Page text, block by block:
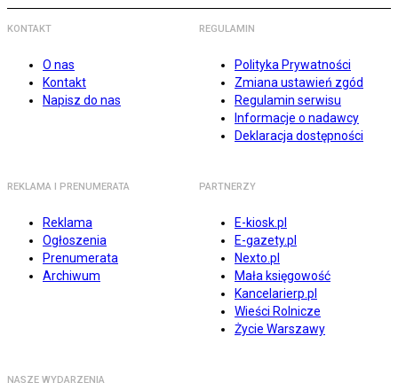
KONTAKT
O nas
Kontakt
Napisz do nas
REGULAMIN
Polityka Prywatności
Zmiana ustawień zgód
Regulamin serwisu
Informacje o nadawcy
Deklaracja dostępności
REKLAMA I PRENUMERATA
Reklama
Ogłoszenia
Prenumerata
Archiwum
PARTNERZY
E-kiosk.pl
E-gazety.pl
Nexto.pl
Mała księgowość
Kancelarierp.pl
Wieści Rolnicze
Życie Warszawy
NASZE WYDARZENIA